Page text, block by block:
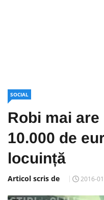
SOCIAL
Robi mai
10.000 de
locuință
Articol scris de 2016-